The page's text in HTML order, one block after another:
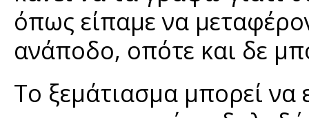
όπως είπαμε να
ανάποδο, οπότε και δε
Το ξεμάτιασμα μπορεί να